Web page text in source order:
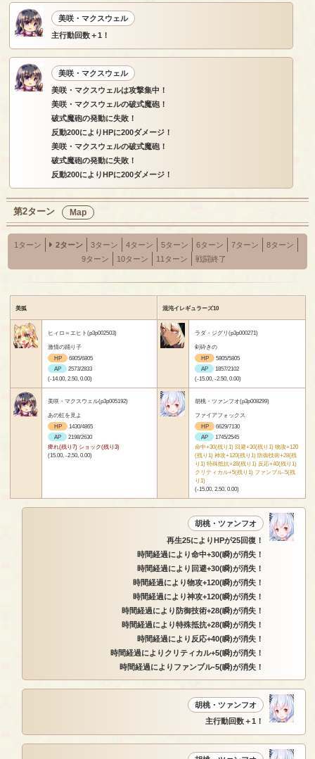
美咲・マクスウェル
主行動回数＋1！
美咲・マクスウェル
美咲・マクスウェルは攻撃集中！
美咲・マクスウェルの破式魔砲！
破式魔砲の発動に失敗！
反動200によりHPに200ダメージ！
美咲・マクスウェルの破式魔砲！
破式魔砲の発動に失敗！
反動200によりHPに200ダメージ！
第2ターン Map
1ターン 2ターン 3ターン 4ターン 5ターン 6ターン 7ターン
8ターン
9ターン
10ターン 11ターン 戦闘終了
美狐 混沌イレギュラーズ10
ヒィロ＝エヒト(p3p002503)
激情の踊り子
HP
6805/6805
AP
2573/2833
(-14.00, 2.50, 0.00)
ラダ・ジグリ(p3p000271)
剣砕きの
HP
5805/5805
AP
1857/2102
(-15.00, -2.50, 0.00)
美咲・マクスウェル(p3p005192)
あの虹を見よ
HP
1430/4865
AP
2198/2630
痺れ(残り7) ショック(残り3)
(15.00, -2.50, 0.00)
胡桃・ツァンフオ(p3p008299)
ファイアフォックス
HP
6629/7130
AP
1745/2545
命中+30(残り1) 回避+30(残り1) 物攻+120
(残り1) 神攻+120(残り1) 防御技術+28(残
り1) 特殊抵抗+28(残り1) 反応+40(残り1)
クリティカル+5(残り1) ファンブル-5(残
り1)
(-15.00, 2.50, 0.00)
胡桃・ツァンフオ
再生25によりHPが25回復！
時間経過により命中+30(瞬)が消失！
時間経過により回避+30(瞬)が消失！
時間経過により物攻+120(瞬)が消失！
時間経過により神攻+120(瞬)が消失！
時間経過により防御技術+28(瞬)が消失！
時間経過により特殊抵抗+28(瞬)が消失！
時間経過により反応+40(瞬)が消失！
時間経過によりクリティカル+5(瞬)が消失！
時間経過によりファンブル-5(瞬)が消失！
胡桃・ツァンフオ
主行動回数＋1！